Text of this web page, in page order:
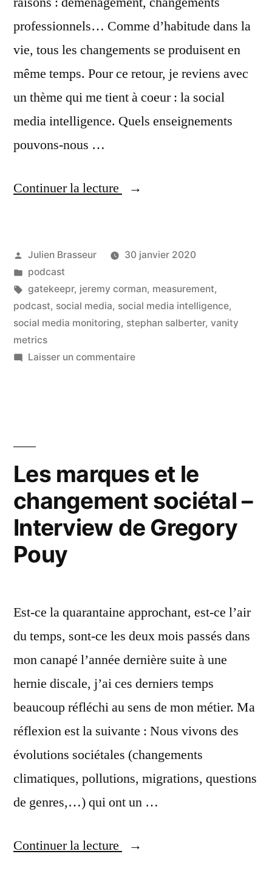
professionnels… Comme d’habitude dans la
vie, tous les changements se produisent en
même temps. Pour ce retour, je reviens avec
un thème qui me tient à coeur : la social
media intelligence. Quels enseignements
pouvons-nous …
Continuer la lecture
« La
intelligence
au
service
de
vos
Interview
de
Jérémy
Publié
par
Julien Brasseur
30 janvier 2020
Publié
dans
podcast
Étiquettes :
gatekeepr, jeremy corman, measurement,
podcast, social media, social media intelligence,
social media monitoring, stephan salberter, vanity
metrics
Laisser un commentairesur
de
vos
stratégies
de
Jérémy
Corman
(Gatekeepr)
Les marques et le
changement sociétal –
Interview de Gregory
Pouy
Est-ce la quarantaine approchant, est-ce l’air
du temps, sont-ce les deux mois passés dans
mon canapé l’année dernière suite à une
hernie discale, j’ai ces derniers temps
beaucoup réfléchi au sens de mon métier. Ma
réflexion est la suivante : Nous vivons des
évolutions sociétales (changements
climatiques, pollutions, migrations, questions
de genres,…) qui ont un …
Continuer la lecture
« Les